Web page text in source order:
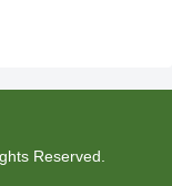
Reserved.